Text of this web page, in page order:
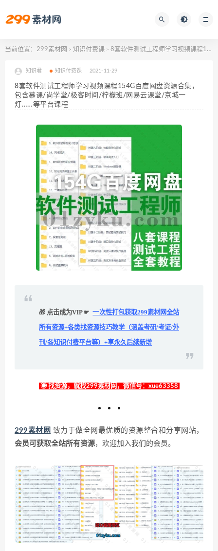
当前位置： 299素材网 > 知识付费课 > 8套软件测试工程师学习视频课程154G百度网盘资源合集，包含慕课/尚学堂/极客时间/柠檬班/网易云课堂/京城一灯……等平台课程
知识君 知识付费课 2021-11-29
8套软件测试工程师学习视频课程154G百度网盘资源合集，
包含慕课/尚学堂/极客时间/柠檬班/网易云课堂/京城一
灯……等平台课程
🎁 点击成为VIP ☛ 一次性打包获取299素材网全站
所有资源+各类找资源技巧教学（涵盖考研/考证/外
刊/各知识付费平台等）+享永久后续新增
◉ 找资源，就找299素材网，微信号：xue63358
299素材网 致力于做全网最优质的资源整合和分享网站，
会员可获取全站所有资源，欢迎加入我们的会员。